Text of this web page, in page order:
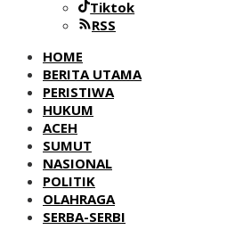
Tiktok
RSS
HOME
BERITA UTAMA
PERISTIWA
HUKUM
ACEH
SUMUT
NASIONAL
POLITIK
OLAHRAGA
SERBA-SERBI